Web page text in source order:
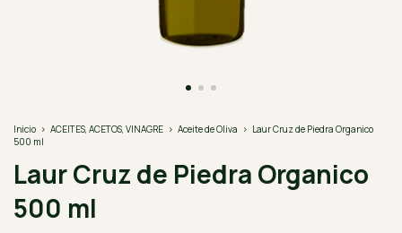
Inicio > ACEITES, ACETOS, VINAGRE > Aceite de Oliva > Laur Cruz de Piedra Organico
500 ml
Laur Cruz de Piedra Organico
500 ml